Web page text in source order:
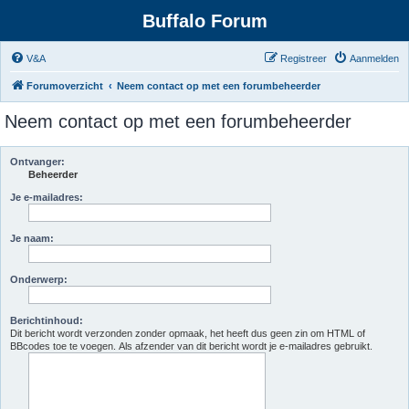
Buffalo Forum
V&A Aanmelden
Registreer
Forumoverzicht Neem contact op met een forumbeheerder
Neem contact op met een forumbeheerder
Ontvanger:
Beheerder
Je e-mailadres:
Je naam:
Onderwerp:
Berichtinhoud:
Dit bericht wordt verzonden zonder opmaak, het heeft dus geen zin om HTML of
BBcodes toe te voegen. Als afzender van dit bericht wordt je e-mailadres gebruikt.